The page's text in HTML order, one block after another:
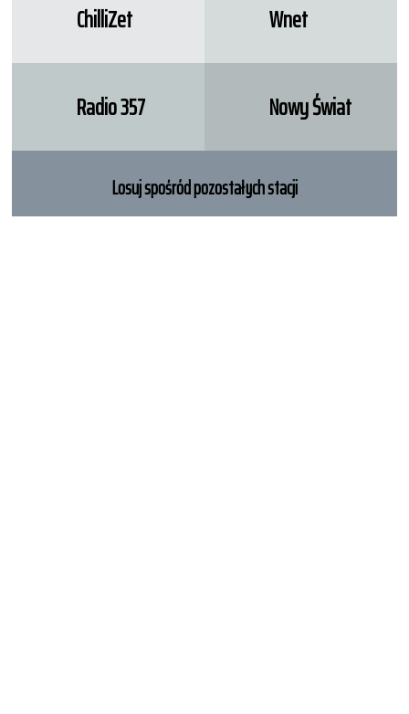
ChilliZet Wnet
Radio 357 Nowy Świat
Losuj spośród pozostałych stacji